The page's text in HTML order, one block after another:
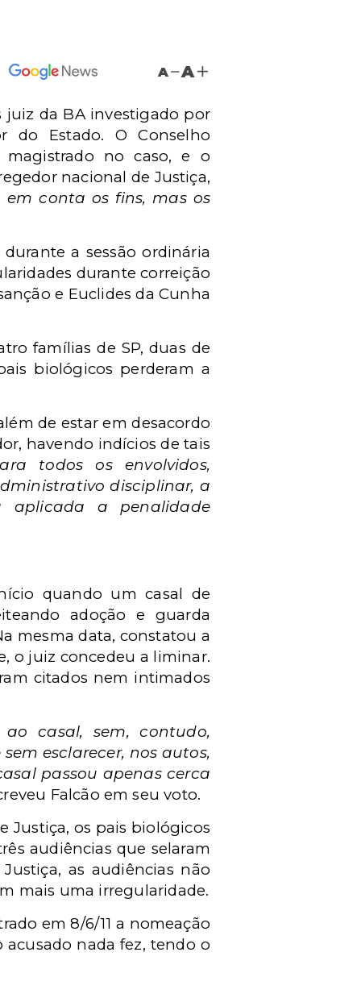
A A
juiz da BA investigado por
do Estado. O Conselho
no caso, e o
nacional de Justiça,
conta os fins, mas os
a sessão ordinária
durante correição
e Euclides da Cunha
famílias de SP, duas de
biológicos perderam a
de estar em desacordo
havendo indícios de tais
todos os envolvidos,
disciplinar, a
aplicada a penalidade
quando um casal de
adoção e guarda
mesma data, constatou a
o juiz concedeu a liminar.
citados nem intimados
casal, sem, contudo,
esclarecer, nos autos,
passou apenas cerca
Falcão em seu voto.
Justiça, os pais biológicos
audiências que selaram
as audiências não
mais uma irregularidade.
em 8/6/11 a nomeação
nada fez, tendo o